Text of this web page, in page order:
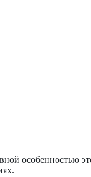
особенностью